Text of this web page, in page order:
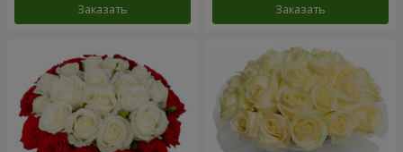
Заказать Заказать